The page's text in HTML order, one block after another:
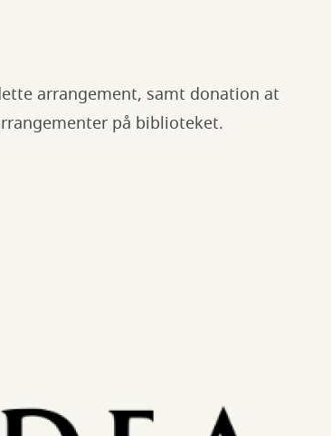
arrangement, samt donation at
på biblioteket.